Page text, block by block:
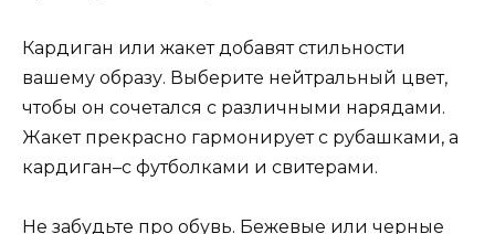
Кардиган или жакет добавят стильности
вашему образу. Выберите нейтральный цвет,
чтобы он сочетался с различными нарядами.
Жакет прекрасно гармонирует с рубашками, а
кардиган–с футболками и свитерами.
Не забудьте про обувь. Бежевые или черные